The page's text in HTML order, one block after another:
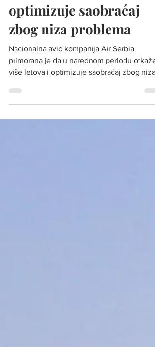
otkaže više letova i
optimizuje saobraćaj
zbog niza problema
Nacionalna avio kompanija Air Serbia
primorana je da u narednom periodu otkaže